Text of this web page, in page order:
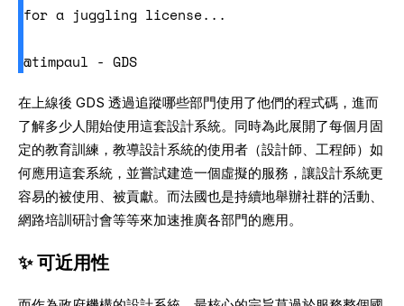
for a juggling license...
@timpaul - GDS
在上線後 GDS 透過追蹤哪些部門使用了他們的程式碼，進而
了解多少人開始使用這套設計系統。同時為此展開了每個月固
定的教育訓練，教導設計系統的使用者（設計師、工程師）如
何應用這套系統，並嘗試建造一個虛擬的服務，讓設計系統更
容易的被使用、被貢獻。而法國也是持續地舉辦社群的活動、
網路培訓研討會等等來加速推廣各部門的應用。
✨ 可近用性